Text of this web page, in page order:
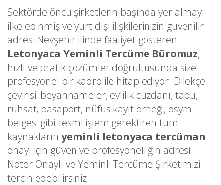
Sektörde öncü şirketlerin başında yer almayı
ilke edinmiş ve yurt dışı ilişkilerinizin güvenilir
adresi Nevşehir ilinde faaliyet gösteren
Letonyaca Yeminli Tercüme Büromuz,
hızlı ve pratik çözümler doğrultusunda size
profesyonel bir kadro ile hitap ediyor. Dilekçe
çevirisi, beyannameler, evlilik cüzdanı, tapu,
ruhsat, pasaport, nüfus kayıt örneği, ösym
belgesi gibi resmi işlem gerektiren tüm
kaynakların yeminli letonyaca tercüman
onayı için güven ve profesyonelliğin adresi
Noter Onaylı ve Yeminli Tercüme Şirketimizi
tercih edebilirsiniz.